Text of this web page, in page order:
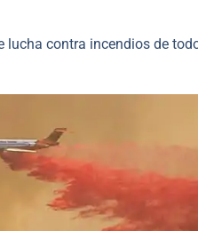
contra incendios de